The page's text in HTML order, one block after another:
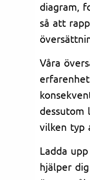
diagram,
så att
Våra
dessutom
vilken typ
Ladda
hjälper